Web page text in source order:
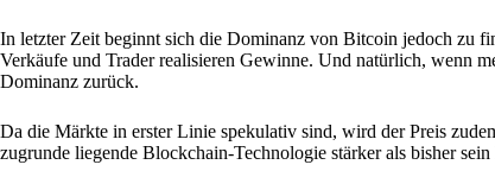
In letzter Zeit beginnt sich die Dominanz von Bitcoin jedoch zu
Verkäufe und Trader realisieren Gewinne. Und natürlich, wenn
Dominanz zurück.
Da die Märkte in erster Linie spekulativ sind, wird der Preis
zugrunde liegende Blockchain-Technologie stärker als bisher